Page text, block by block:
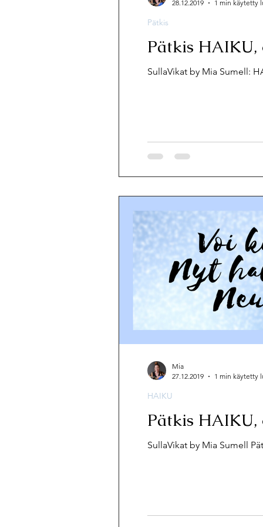
Pätkis HAIKU,
SullaVikat by Mia Sumell:
Pätkis
28.12.2019 1 min käytetty
Pätkis HAIKU,
SullaVikat by Mia Sumell
HAIKU
Mia
27.12.2019
1 min käytetty